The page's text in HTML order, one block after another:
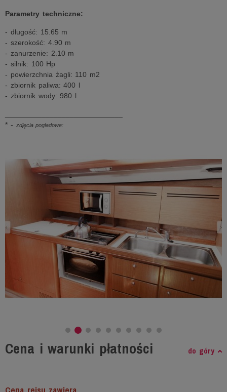
Parametry techniczne:
- długość: 15.65 m
- szerokość: 4.90 m
- zanurzenie: 2.10 m
- silnik: 100 Hp
- powierzchnia żagli: 110 m2
- zbiornik paliwa: 400 l
- zbiornik wody: 980 l
* - zdjęcia pogladowe:
Cena i warunki płatności do góry